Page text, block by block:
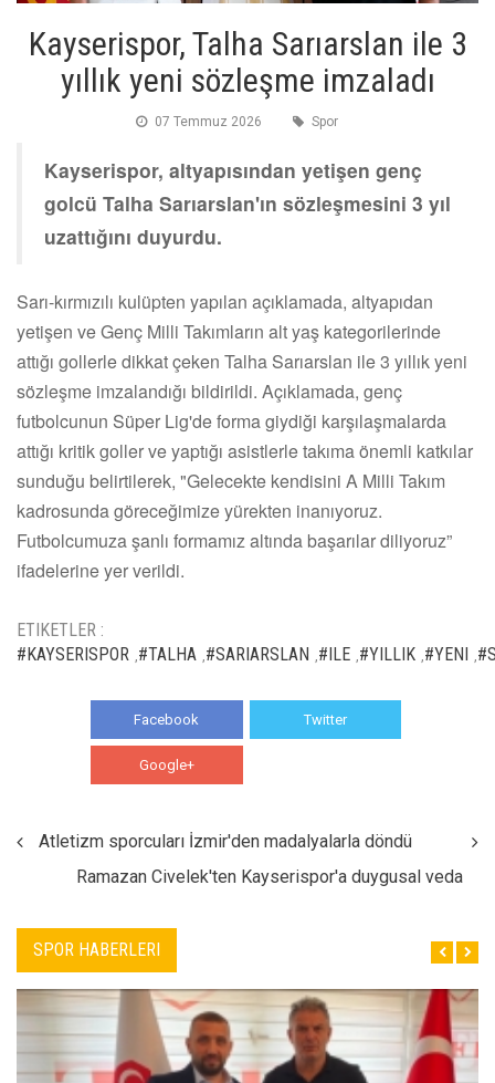
Kayserispor, Talha Sarıarslan ile 3
yıllık yeni sözleşme imzaladı
07 Temmuz 2026 Spor
Kayserispor, altyapısından yetişen genç
golcü Talha Sarıarslan'ın sözleşmesini 3 yıl
uzattığını duyurdu.
Sarı-kırmızılı kulüpten yapılan açıklamada, altyapıdan
yetişen ve Genç Milli Takımların alt yaş kategorilerinde
attığı gollerle dikkat çeken Talha Sarıarslan ile 3 yıllık yeni
sözleşme imzalandığı bildirildi. Açıklamada, genç
futbolcunun Süper Lig'de forma giydiği karşılaşmalarda
attığı kritik goller ve yaptığı asistlerle takıma önemli katkılar
sunduğu belirtilerek, "Gelecekte kendisini A Milli Takım
kadrosunda göreceğimize yürekten inanıyoruz.
Futbolcumuza şanlı formamız altında başarılar diliyoruz”
ifadelerine yer verildi.
ETIKETLER :
#KAYSERISPOR #TALHA #SARIARSLAN #ILE #YILLIK #YENI
Facebook Twitter
Google+
Atletizm sporcuları İzmir'den madalyalarla döndü
Ramazan Civelek'ten Kayserispor'a duygusal veda
SPOR HABERLERI